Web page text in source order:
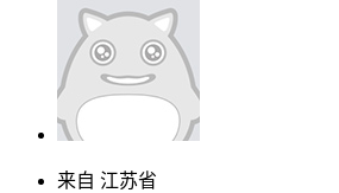
来自 江苏省